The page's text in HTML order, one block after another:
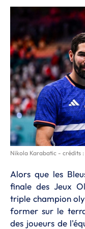
Nikola Karabatic - crédits
Alors que les
finale des Jeux
triple champion
former sur le
des joueurs de